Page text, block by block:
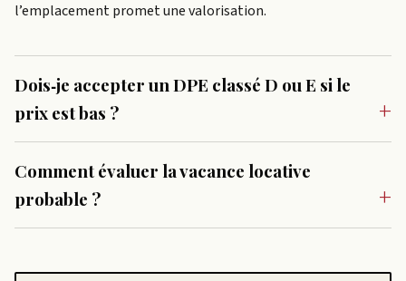
l’emplacement promet une valorisation.
Dois‑je accepter un DPE classé D ou E si le
prix est bas ?
Comment évaluer la vacance locative
probable ?